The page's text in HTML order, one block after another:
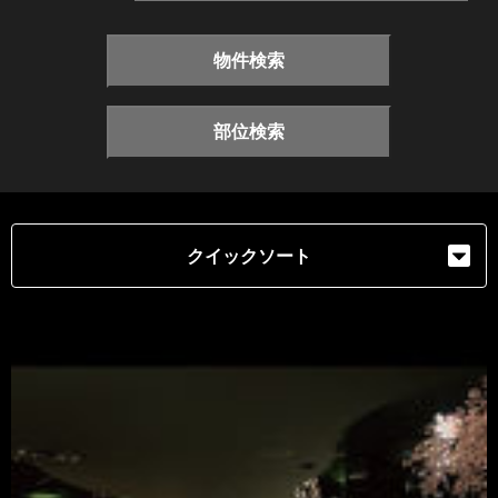
物件検索
部位検索
クイックソート